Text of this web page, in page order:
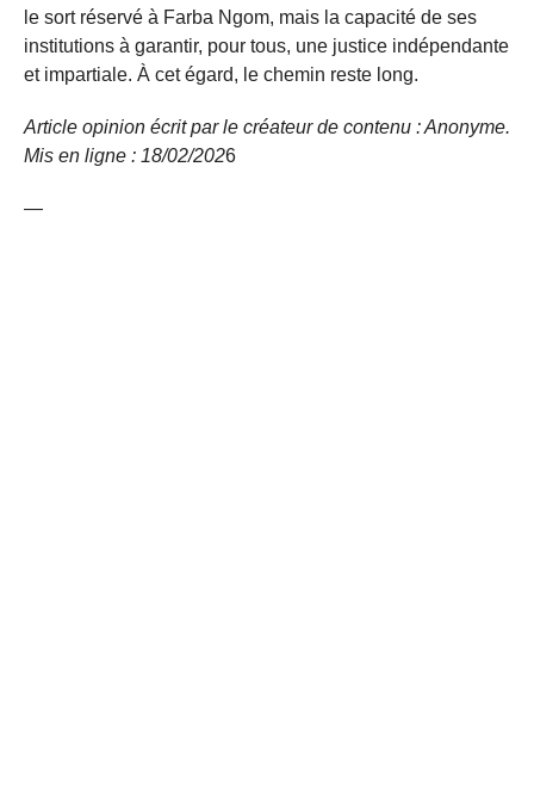
le sort réservé à Farba Ngom, mais la capacité de ses
institutions à garantir, pour tous, une justice indépendante
et impartiale. À cet égard, le chemin reste long.
Article opinion écrit par le créateur de contenu : Anonyme.
Mis en ligne : 18/02/2026
—